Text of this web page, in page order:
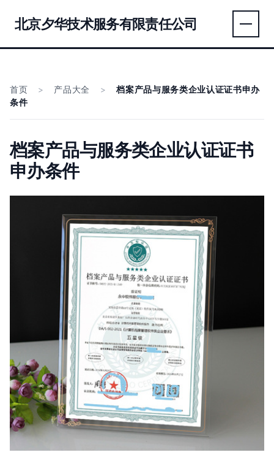
北京夕华技术服务有限责任公司
首页 > 产品大全 >
档案产品与服务类企业认证证书申办
条件
档案产品与服务类企业认证证书
申办条件